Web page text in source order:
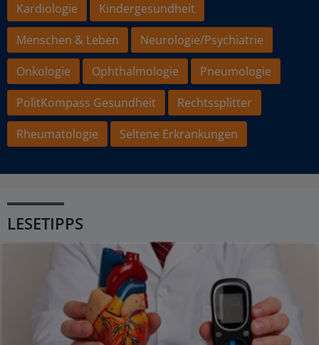
Kardiologie
Kindergesundheit
Menschen & Leben
Neurologie/Psychiatrie
Onkologie
Ophthalmologie
Pneumologie
PolitKompass Gesundheit
Rechtssplitter
Rheumatologie
Seltene Erkrankungen
LESETIPPS